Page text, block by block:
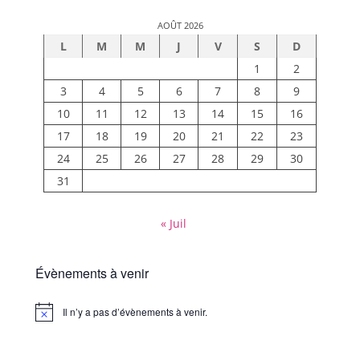
AOÛT 2026
L M M J V S
D
1
2
3
4 5 6 7 8
9
10
11 12 13 14 15
16
17
18 19 20 21 22
23
24
25 26 27 28 29
30
31
« Juil
Évènements à venir
Notice Il n’y a pas d’évènements à venir.